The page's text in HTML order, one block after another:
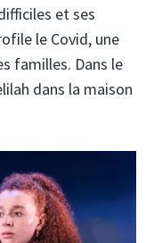
et ses
le Covid, une
familles. Dans le
dans la maison